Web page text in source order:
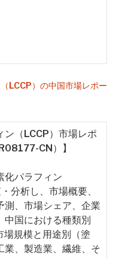
LCCP）の中国市場レポー
ン（LCCP）市場レポ
CN）】
化パラフィン
分析し、市場概要、
測、市場シェア、企業
中国における種類別
場規模と用途別（塗
業、製造業、繊維、そ